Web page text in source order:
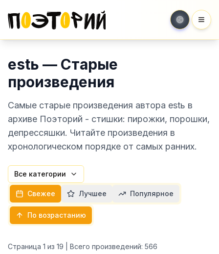
estь — Старые
произведения
Самые старые произведения автора estь в
архиве Поэторий - стишки: пирожки, порошки,
депрессяшки. Читайте произведения в
хронологическом порядке от самых ранних.
Все категории
Свежее Лучшее Популярное
По возрастанию
Страница 1 из 19 | Всего произведений: 566